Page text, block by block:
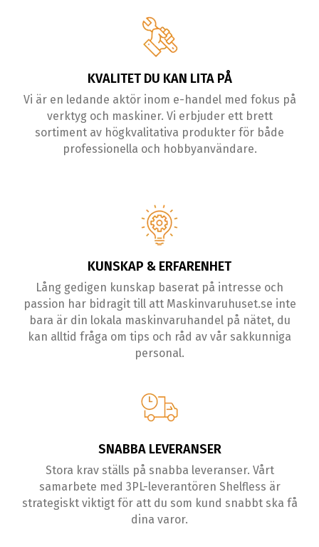
KVALITET DU KAN LITA PÅ
Vi är en ledande aktör inom e-handel med fokus på
verktyg och maskiner. Vi erbjuder ett brett
sortiment av högkvalitativa produkter för både
professionella och hobbyanvändare.
KUNSKAP & ERFARENHET
Lång gedigen kunskap baserat på intresse och
passion har bidragit till att Maskinvaruhuset.se inte
bara är din lokala maskinvaruhandel på nätet, du
kan alltid fråga om tips och råd av vår sakkunniga
personal.
SNABBA LEVERANSER
Stora krav ställs på snabba leveranser. Vårt
samarbete med 3PL-leverantören Shelfless är
strategiskt viktigt för att du som kund snabbt ska få
dina varor.